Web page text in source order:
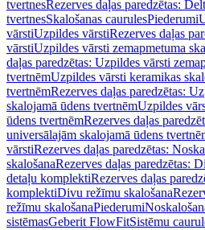
tvertnesRezerves daļas paredzētas:
tvertnesSkalošanas caurulesPiederumi
vārstiUzpildes vārstiRezerves daļas
vārstiUzpildes vārsti zemapmetuma
daļas paredzētas: Uzpildes vārsti
tvertnēmUzpildes vārsti keramikas
tvertnēmRezerves daļas paredzētas:
skalojamā ūdens tvertnēmUzpildes
ūdens tvertnēmRezerves daļas
universālajām skalojamā ūdens
vārstiRezerves daļas paredzētas:
skalošanaRezerves daļas paredzētas:
detaļu komplektiRezerves daļas
komplektiDivu režīmu skalošana
režīmu skalošanaPiederumi
sistēmasGeberit FlowFitSistēmu